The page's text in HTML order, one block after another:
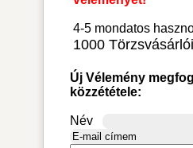
4-5 mondatos
1000
Új Vélemény
közzététele:
Név